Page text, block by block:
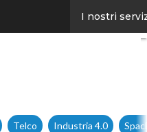
I nostri
Telco Industria 4.0